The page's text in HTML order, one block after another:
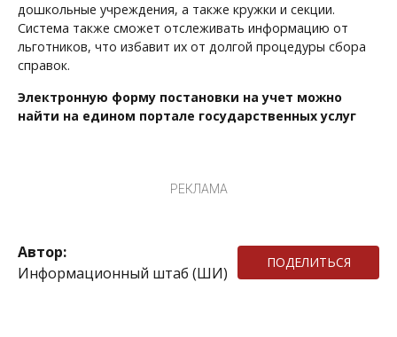
дошкольные учреждения, а также кружки и секции.
Система также сможет отслеживать информацию от
льготников, что избавит их от долгой процедуры сбора
справок.
Электронную форму постановки на учет можно
найти на едином портале государственных услуг
РЕКЛАМА
Автор:
Информационный штаб (ШИ)
ПОДЕЛИТЬСЯ